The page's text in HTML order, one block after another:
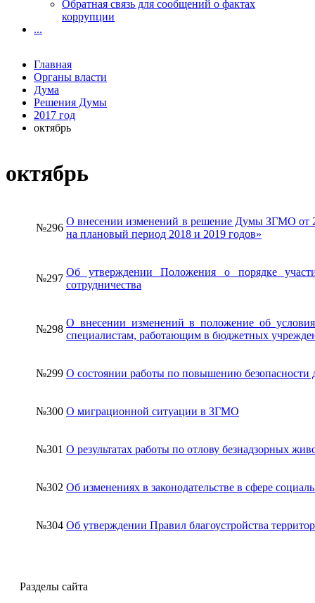
октябрь
№296
О внесении изменений в решение Думы ЗГМО
на плановый период 2018 и 2019 годов»
№297
Об утверждении Положения о порядке
сотрудничества
№298
О внесении изменений в положение об
специалистам, работающим в бюджетных
№299 О состоянии работы по повышению
№300 О миграционной ситуации в ЗГМО
№301 О результатах работы по отлову безнадзорных
№302 Об изменениях в законодательстве в сфере
№304 Об утверждении Правил благоустройства
Разделы сайта
Обратная связь для сообщений о фактах
коррупции
...
Главная
Органы власти
Дума
Решения Думы
2017 год
октябрь